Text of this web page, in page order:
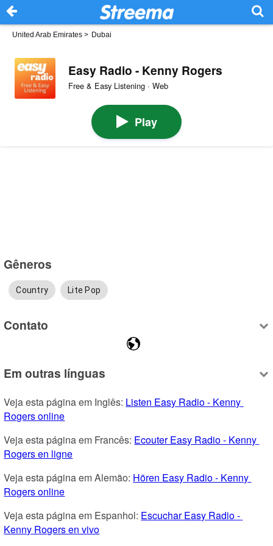
United Arab Emirates > Dubai
Easy Radio - Kenny Rogers
Free & Easy Listening · Web
Play
Gêneros
Country Lite Pop
Contato
Em outras línguas
Veja esta página em Inglês: Listen Easy Radio - Kenny
Rogers online
Veja esta página em Francês: Ecouter Easy Radio - Kenny
Rogers en ligne
Veja esta página em Alemão: Hören Easy Radio - Kenny
Rogers online
Veja esta página em Espanhol: Escuchar Easy Radio -
Kenny Rogers en vivo